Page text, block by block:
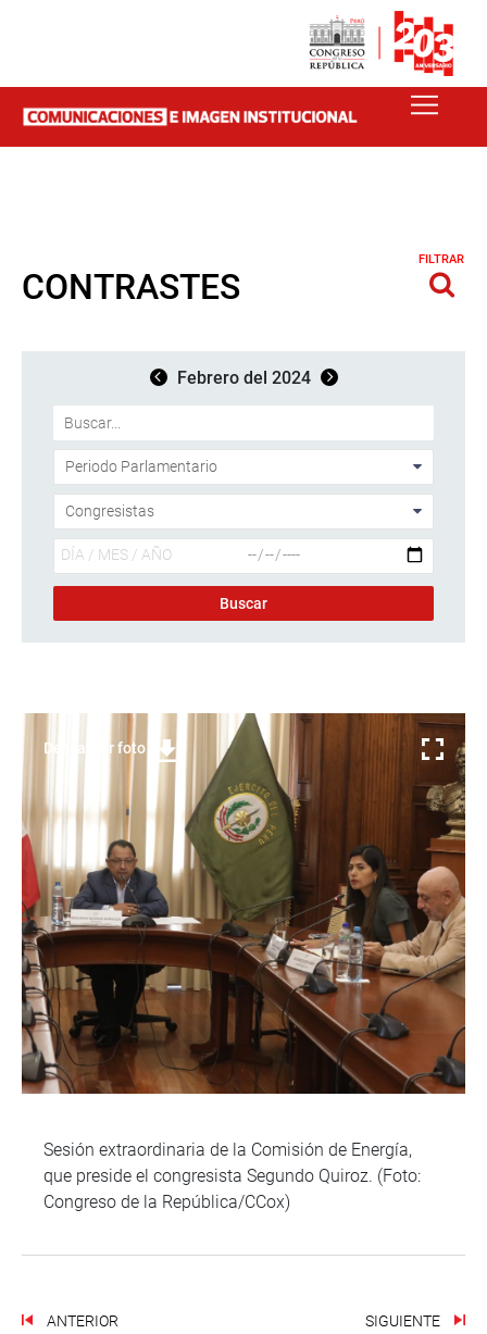
CONTRASTES
FILTRAR
Febrero del 2024
Descargar foto
Sesión extraordinaria de la Comisión de Energía,
que preside el congresista Segundo Quiroz. (Foto:
Congreso de la República/CCox)
ANTERIOR SIGUIENTE